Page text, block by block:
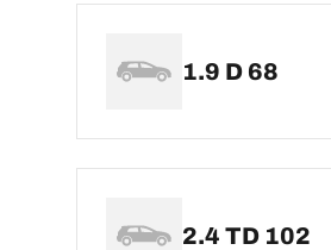
1.9 D 68
2.4 TD 102